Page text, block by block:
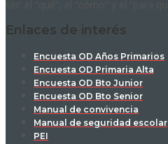
Enlaces de interés
Encuesta OD Años Primarios
Encuesta OD Primaria Alta
Encuesta OD Bto Junior
Encuesta OD Bto Senior
Manual de convivencia
Manual de seguridad escolar
PEI